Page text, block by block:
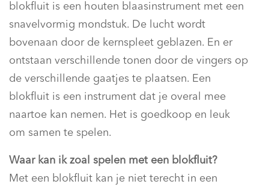
blokfluit is een houten blaasinstrument met een
snavelvormig mondstuk. De lucht wordt
bovenaan door de kernspleet geblazen. En er
ontstaan verschillende tonen door de vingers op
de verschillende gaatjes te plaatsen. Een
blokfluit is een instrument dat je overal mee
naartoe kan nemen. Het is goedkoop en leuk
om samen te spelen.
Waar kan ik zoal spelen met een blokfluit?
Met een blokfluit kan je niet terecht in een